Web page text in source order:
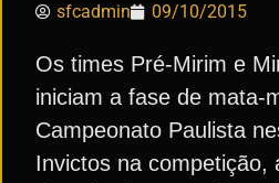
sfcadmin 09/10/2015
Os times Pré-Mirim e
iniciam a fase de mata-
Campeonato Paulista
Invictos na competição,